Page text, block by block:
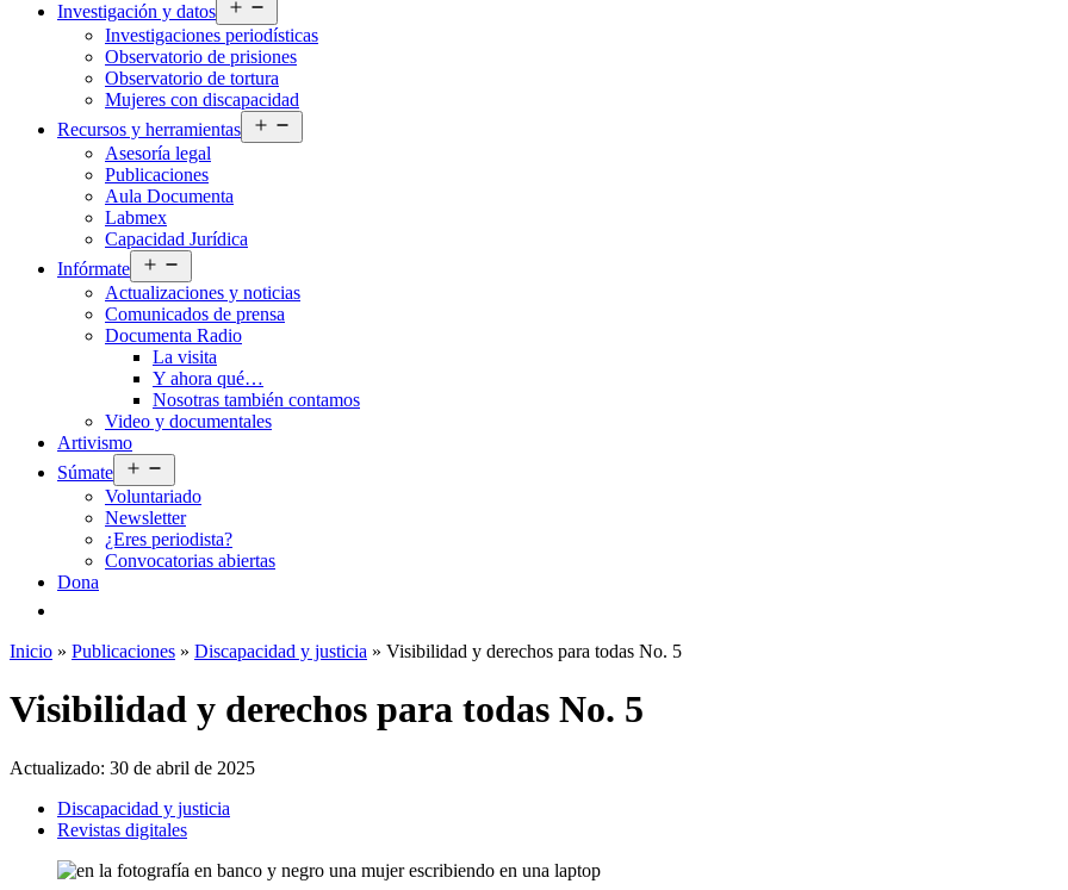
Investigación y datos
el
menú
Investigaciones periodísticas
Observatorio de prisiones
Observatorio de tortura
Mujeres con discapacidad
Recursos y herramientas
el
Asesoría legal
Publicaciones
Aula Documenta
Labmex
Capacidad Jurídica
Infórmate
el
menú
Actualizaciones y noticias
Comunicados de prensa
Documenta Radio
La visita
Y ahora qué…
Nosotras también contamos
Video y documentales
Artivismo
Súmate
el
menú
Voluntariado
Newsletter
¿Eres periodista?
Convocatorias abiertas
Dona
Inicio » Publicaciones » Discapacidad y justicia » Visibilidad y derechos para todas No. 5
Visibilidad y derechos para todas No. 5
Actualizado: 30 de abril de 2025
Discapacidad y justicia
Revistas digitales